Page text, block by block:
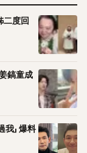
二度回
鎬童成
」 爆料